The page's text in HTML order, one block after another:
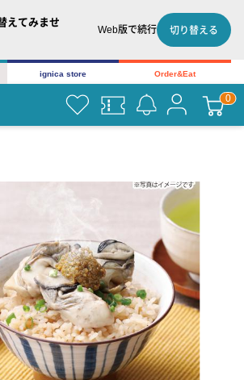
えてみませ
Web版で続行 切り替える
ignica store Order&Eat